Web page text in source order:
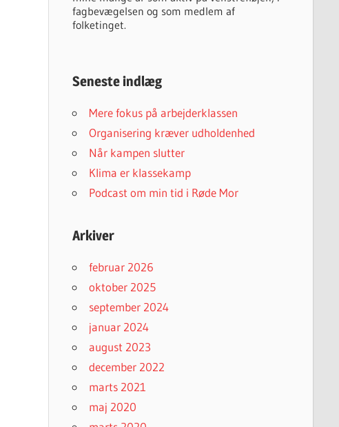
fagbevægelsen og som medlem af
folketinget.
Seneste indlæg
Mere fokus på arbejderklassen
Organisering kræver udholdenhed
Når kampen slutter
Klima er klassekamp
Podcast om min tid i Røde Mor
Arkiver
februar 2026
oktober 2025
september 2024
januar 2024
august 2023
december 2022
marts 2021
maj 2020